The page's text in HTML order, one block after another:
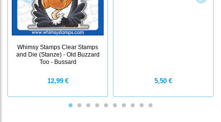
Whimsy Stamps Clear Stamps
and Die (Stanze) - Old Buzzard
Too - Bussard
12,99 € 5,50 €